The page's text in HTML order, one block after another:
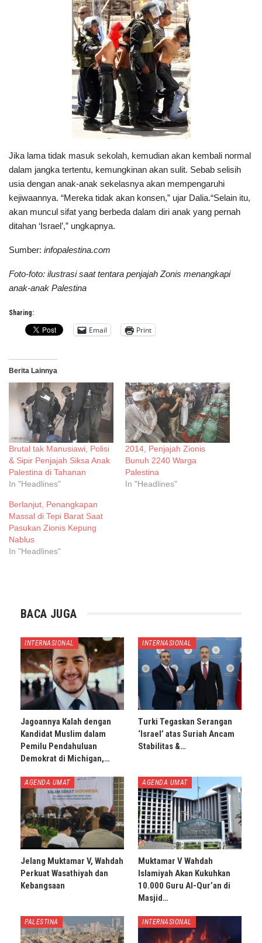
Jika lama tidak masuk sekolah, kemudian akan kembali normal
dalam jangka tertentu, kemungkinan akan sulit. Sebab selisih
usia dengan anak-anak sekelasnya akan mempengaruhi
kejiwaannya. “Mereka tidak akan konsen,” ujar Dalia.“Selain itu,
akan muncul sifat yang berbeda dalam diri anak yang pernah
ditahan ‘Israel’,” ungkapnya.
Sumber: infopalestina.com
Foto-foto: ilustrasi saat tentara penjajah Zonis menangkapi
anak-anak Palestina
Sharing:
Email Print
Berita Lainnya
Brutal tak Manusiawi, Polisi
& Sipir Penjajah Siksa Anak
Palestina di Tahanan
In "Headlines"
2014, Penjajah Zionis
Bunuh 2240 Warga
Palestina
In "Headlines"
Berlanjut, Penangkapan
Massal di Tepi Barat Saat
Pasukan Zionis Kepung
Nablus
In "Headlines"
BACA JUGA
INTERNASIONAL
Jagoannya Kalah dengan
Kandidat Muslim dalam
Pemilu Pendahuluan
Demokrat di Michigan,…
INTERNASIONAL
Turki Tegaskan Serangan
‘Israel’ atas Suriah Ancam
Stabilitas &…
AGENDA UMAT
Jelang Muktamar V, Wahdah
Perkuat Wasathiyah dan
Kebangsaan
AGENDA UMAT
Muktamar V Wahdah
Islamiyah Akan Kukuhkan
10.000 Guru Al-Qur’an di
Masjid…
PALESTINA INTERNASIONAL